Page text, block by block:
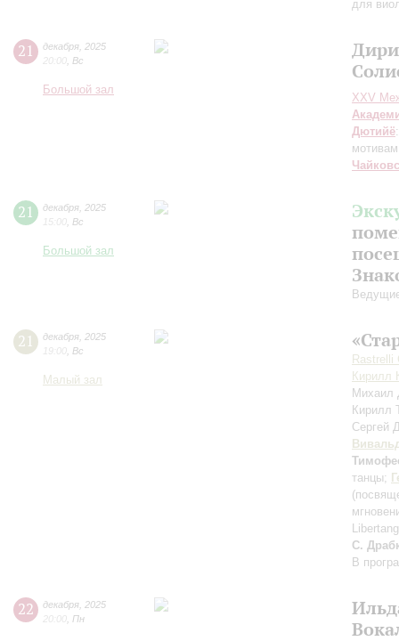
для
21 декабря 2025
20:00 Вс
Большой зал
XXV
Дютийё
21 декабря 2025
15:00 Вс
Большой зал
21 декабря 2025
19:00 Вс
Малый зал
Rastrelli
Кирилл
Михаил
Кирилл
Сергей
танцы;
С.
В
22 декабря 2025
20:00 Пн